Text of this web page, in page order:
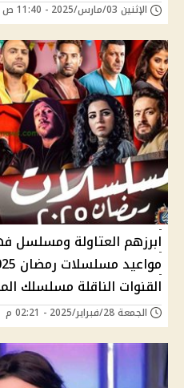
الإثنين 03/مارس/2025 - 11:40 ص
ابرزهم العتاولة ومسلسل
القنوات الناقلة مسلسلك
الجمعة 28/فبراير/2025 - 02:21 م